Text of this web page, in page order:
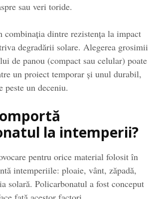
sau veri toride.
combinația dintre rezistența la impact
degradării solare. Alegerea grosimii
de panou (compact sau celular) poate
un proiect temporar și unul durabil,
peste un deceniu.
la intemperii?
pentru orice material folosit în
intemperiile: ploaie, vânt, zăpadă,
solară. Policarbonatul a fost conceput